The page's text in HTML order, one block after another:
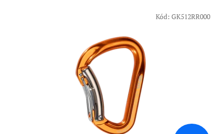
Kód: GK512RR000